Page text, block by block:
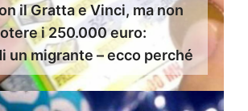
il Gratta e Vinci, ma non
i 250.000 euro:
un migrante – ecco perché